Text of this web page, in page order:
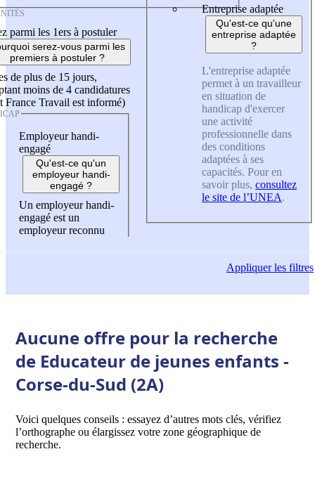
parmi les 1ers à postuler
serez-vous parmi les
premiers à postuler ?
de plus de 15 jours,
moins de 4 candidatures
France Travail est informé)
Employeur handi-
engagé
Qu'est-ce qu'un
employeur handi-
engagé ?
Un employeur handi-
engagé est un
employeur reconnu
Entreprise adaptée
Qu'est-ce qu'une
entreprise adaptée
?
L'entreprise adaptée
permet à un travailleur
en situation de
handicap d'exercer
une activité
professionnelle dans
des conditions
adaptées à ses
capacités. Pour en
savoir plus, consultez
le site de l’UNEA.
Appliquerles filtres
Aucune offre pour la recherche
de Educateur de jeunes enfants -
Corse-du-Sud (2A)
Voici quelques conseils : essayez d’autres mots clés, vérifiez
l’orthographe ou élargissez votre zone géographique de
recherche.